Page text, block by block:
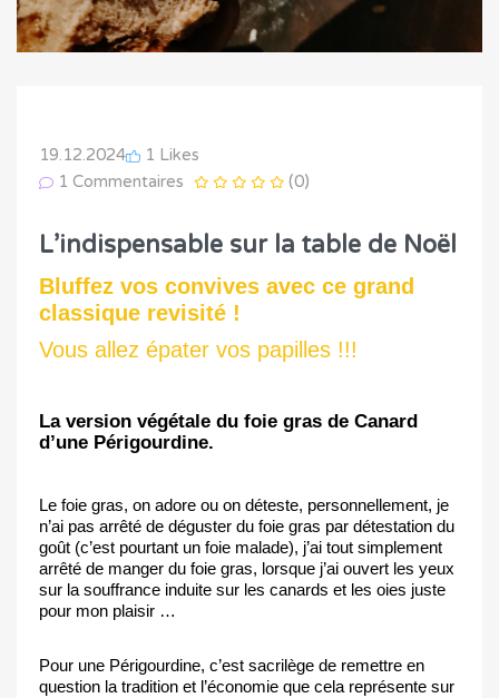
19.12.2024
1 Likes
1 Commentaires
(0)
L’indispensable sur la table de Noël
Bluffez vos convives avec ce grand
classique revisité !
Vous allez épater vos papilles !!!
La version végétale du foie gras de Canard
d’une Périgourdine.
Le foie gras, on adore ou on déteste, personnellement, je
n’ai pas arrêté de déguster du foie gras par détestation du
goût (c’est pourtant un foie malade), j’ai tout simplement
arrêté de manger du foie gras, lorsque j’ai ouvert les yeux
sur la souffrance induite sur les canards et les oies juste
pour mon plaisir …
Pour une Périgourdine, c’est sacrilège de remettre en
question la tradition et l’économie que cela représente sur